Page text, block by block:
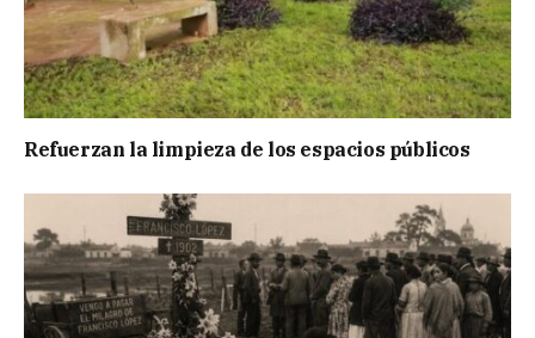
Refuerzan la limpieza de los espacios públicos